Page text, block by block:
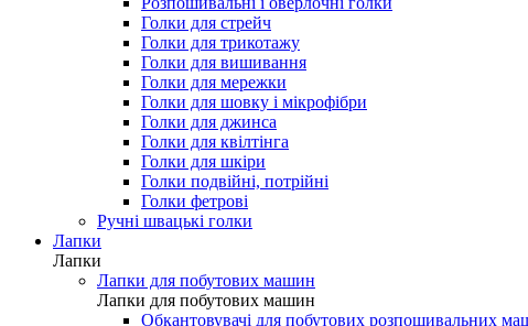
Типи голок для побутових швейних машин
Голки універсальні
Розпошивальні і оверлочні голки
Голки для стрейч
Голки для трикотажу
Голки для вишивання
Голки для мережки
Голки для шовку і мікрофібри
Голки для джинса
Голки для квілтінга
Голки для шкіри
Ручні швацькі голки
Лапки